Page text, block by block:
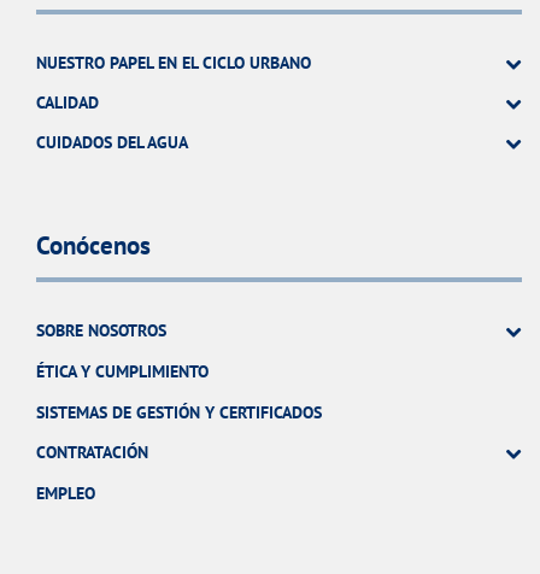
NUESTRO PAPEL EN EL CICLO URBANO
CALIDAD
CUIDADOS DEL AGUA
Conócenos
SOBRE NOSOTROS
ÉTICA Y CUMPLIMIENTO
SISTEMAS DE GESTIÓN Y CERTIFICADOS
CONTRATACIÓN
EMPLEO